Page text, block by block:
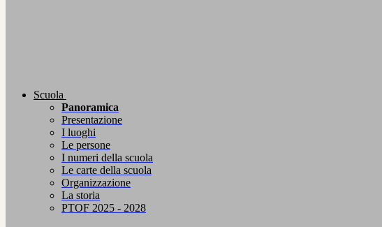
Scuola
Panoramica
Presentazione
I luoghi
Le persone
I numeri della scuola
Le carte della scuola
Organizzazione
La storia
PTOF 2025 - 2028